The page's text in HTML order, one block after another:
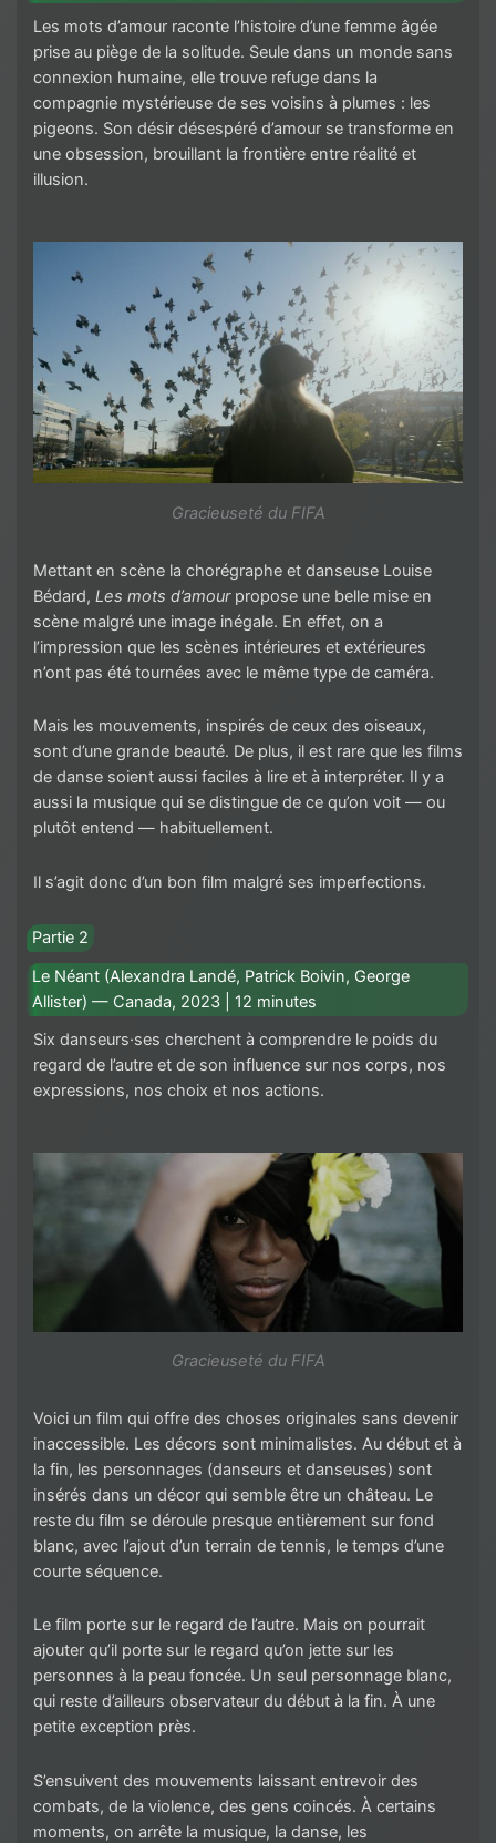
Les mots d’amour raconte l’histoire d’une femme âgée
prise au piège de la solitude. Seule dans un monde sans
connexion humaine, elle trouve refuge dans la
compagnie mystérieuse de ses voisins à plumes : les
pigeons. Son désir désespéré d’amour se transforme en
une obsession, brouillant la frontière entre réalité et
illusion.
Gracieuseté du FIFA
Mettant en scène la chorégraphe et danseuse Louise
Bédard, Les mots d’amourpropose une belle mise en
scène malgré une image inégale. En effet, on a
l’impression que les scènes intérieures et extérieures
n’ont pas été tournées avec le même type de caméra.
Mais les mouvements, inspirés de ceux des oiseaux,
sont d’une grande beauté. De plus, il est rare que les films
de danse soient aussi faciles à lire et à interpréter. Il y a
aussi la musique qui se distingue de ce qu’on voit — ou
plutôt entend — habituellement.
Il s’agit donc d’un bon film malgré ses imperfections.
Partie 2
Le Néant (Alexandra Landé, Patrick Boivin, George
Allister) — Canada, 2023 | 12 minutes
Six danseurs·ses cherchent à comprendre le poids du
regard de l’autre et de son influence sur nos corps, nos
expressions, nos choix et nos actions.
Gracieuseté du FIFA
Voici un film qui offre des choses originales sans devenir
inaccessible. Les décors sont minimalistes. Au début et à
la fin, les personnages (danseurs et danseuses) sont
insérés dans un décor qui semble être un château. Le
reste du film se déroule presque entièrement sur fond
blanc, avec l’ajout d’un terrain de tennis, le temps d’une
courte séquence.
Le film porte sur le regard de l’autre. Mais on pourrait
ajouter qu’il porte sur le regard qu’on jette sur les
personnes à la peau foncée. Un seul personnage blanc,
qui reste d’ailleurs observateur du début à la fin. À une
petite exception près.
S’ensuivent des mouvements laissant entrevoir des
combats, de la violence, des gens coincés. À certains
moments, on arrête la musique, la danse, les